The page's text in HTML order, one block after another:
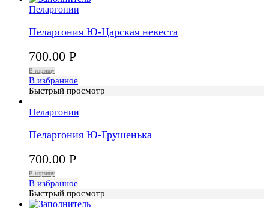
Пеларгонии
Пеларгония Ю-Царская невеста
700.00 Р
В корзину
В избранное
Быстрый просмотр
Пеларгонии
Пеларгония Ю-Грушенька
700.00 Р
В корзину
В избранное
Быстрый просмотр